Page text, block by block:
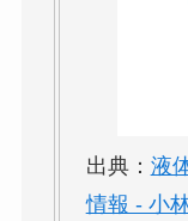
出典： 液
情報 - 小